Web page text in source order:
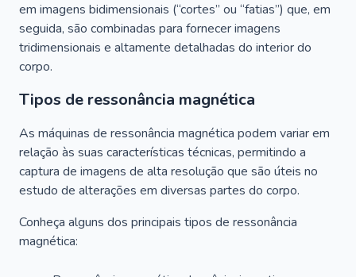
em imagens bidimensionais (“cortes” ou “fatias”) que, em
seguida, são combinadas para fornecer imagens
tridimensionais e altamente detalhadas do interior do
corpo.
Tipos de ressonância magnética
As máquinas de ressonância magnética podem variar em
relação às suas características técnicas, permitindo a
captura de imagens de alta resolução que são úteis no
estudo de alterações em diversas partes do corpo.
Conheça alguns dos principais tipos de ressonância
magnética: